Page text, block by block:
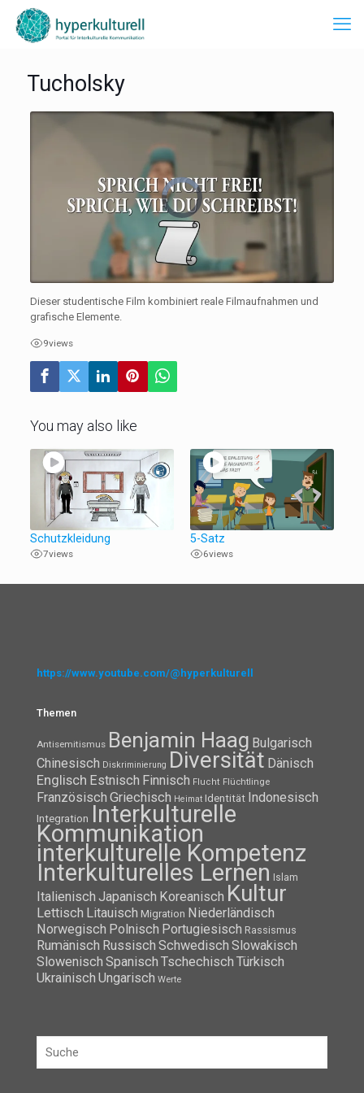
Tucholsky
Dieser studentische Film kombiniert reale Filmaufnahmen und
grafische Elemente.
9views
You may also like
Schutzkleidung
7views
5-Satz
6views
https://www.youtube.com/@hyperkulturell
Themen
Antisemitismus Benjamin Haag Bulgarisch
Chinesisch Diskriminierung Diversität Dänisch
Englisch Estnisch Finnisch Flucht Flüchtlinge
Französisch Griechisch Heimat Identität Indonesisch
Integration Interkulturelle
Kommunikation
interkulturelle Kompetenz
Interkulturelles Lernen Islam
Italienisch Japanisch Koreanisch Kultur
Lettisch Litauisch Migration Niederländisch
Norwegisch Polnisch Portugiesisch Rassismus
Rumänisch Russisch Schwedisch Slowakisch
Slowenisch Spanisch Tschechisch Türkisch
Ukrainisch Ungarisch Werte